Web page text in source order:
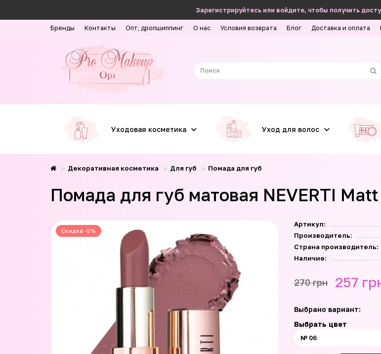
Зарегистрируйтесь или войдите, чтобы получить
Бренды Контакты Опт, дропшиппинг О нас Условия возврата Блог Доставка и оплата
Уходовая косметика Уход для волос
Декоративная косметика Для губ Помада для губ
Помада для губ матовая NEVERTI
Скидка -5%
Артикул:
Производитель:
Страна производитель:
Наличие:
270 грн 257
Выбрано вариант:
Выбрать цвет